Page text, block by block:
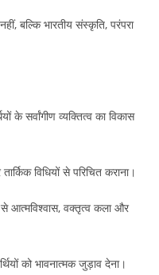
बल्कि भारतीय संस्कृति, परंपरा
के सर्वांगीण व्यक्तित्व का विकास
विधियों से परिचित कराना।
से आत्मविश्वास, वक्तृत्व कला और
को भावनात्मक जुड़ाव देना।